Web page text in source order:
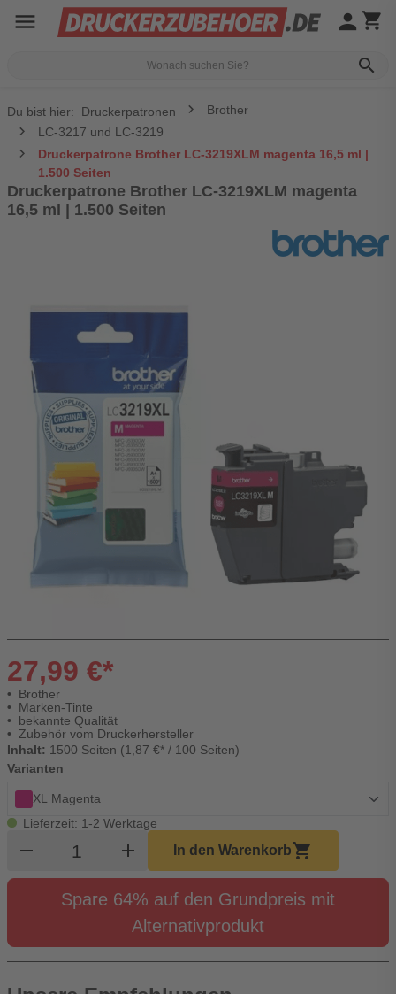
menu
search
person shopping_cart
Du bist hier: Druckerpatronen
Brother
LC-3217 und LC-3219
Druckerpatrone Brother LC-3219XLM magenta 16,5 ml |
1.500 Seiten
Druckerpatrone Brother LC-3219XLM magenta
16,5 ml | 1.500 Seiten
27,99 €*
Brother
Marken-Tinte
bekannte Qualität
Zubehör vom Druckerhersteller
Inhalt: 1500 Seiten (1,87 €* / 100 Seiten)
Varianten
XL Magenta
Lieferzeit: 1-2 Werktage
remove Produkt Warenkorb Menge
add In den Warenkorbshopping_cart
Spare 64% auf den Grundpreis mit
Alternativprodukt